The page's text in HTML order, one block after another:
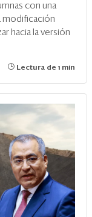
con una
modificación
hacia la versión
Lectura de 1 min